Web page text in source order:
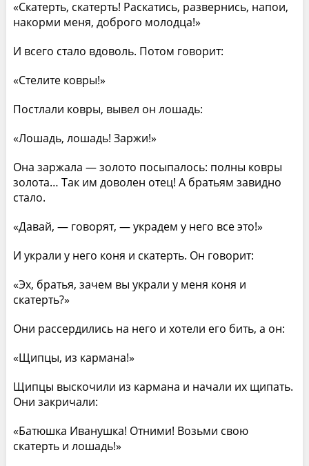
«Скатерть, скатерть! Раскатись, развернись, напои,
накорми меня, доброго молодца!»
И всего стало вдоволь. Потом говорит:
«Стелите ковры!»
Постлали ковры, вывел он лошадь:
«Лошадь, лошадь! Заржи!»
Она заржала — золото посыпалось: полны ковры
золота… Так им доволен отец! А братьям завидно
стало.
«Давай, — говорят, — украдем у него все это!»
И украли у него коня и скатерть. Он говорит:
«Эх, братья, зачем вы украли у меня коня и
скатерть?»
Они рассердились на него и хотели его бить, а он:
«Щипцы, из кармана!»
Щипцы выскочили из кармана и начали их щипать.
Они закричали:
«Батюшка Иванушка! Отними! Возьми свою
скатерть и лошадь!»